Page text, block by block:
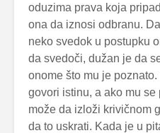
oduzima prava koja
ona da iznosi odbranu.
neko svedok u postupku
da svedoči, dužan je da
onome što mu je
govori istinu, a ako mu
može da izloži krivičnom
da to uskrati. Kada je u